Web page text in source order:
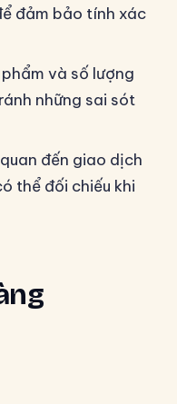
đảm bảo tính xác
và số lượng
những sai sót
đến giao dịch
thể đối chiếu khi